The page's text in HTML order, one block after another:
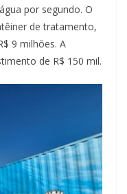
por segundo. O
de tratamento,
9 milhões. A
de R$ 150 mil.